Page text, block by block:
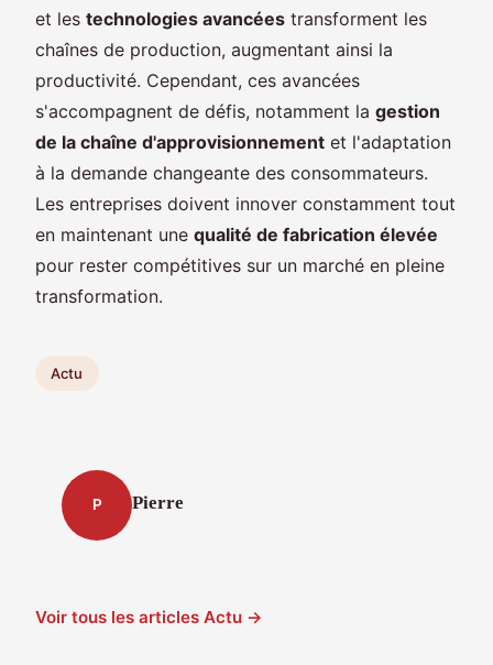
et les technologies avancées transforment les
chaînes de production, augmentant ainsi la
productivité. Cependant, ces avancées
s'accompagnent de défis, notamment la gestion
de la chaîne d'approvisionnement et l'adaptation
à la demande changeante des consommateurs.
Les entreprises doivent innover constamment tout
en maintenant une qualité de fabrication élevée
pour rester compétitives sur un marché en pleine
transformation.
Actu
P Pierre
Voir tous les articles Actu →